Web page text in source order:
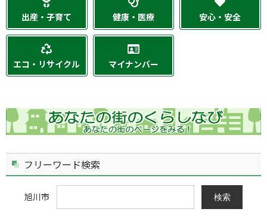
出産・子育て 健康・医療 安心・安全
エコ・リサイクル マイナンバー
フリーワード検索
旭川市 検索